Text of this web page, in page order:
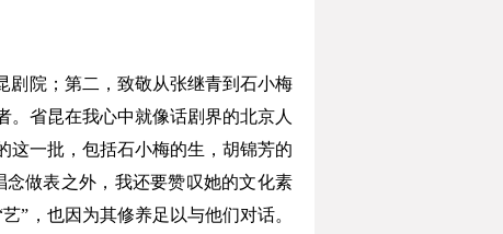
院；第二，致敬从张继青到石小梅
省昆在我心中就像话剧界的北京人
这一批，包括石小梅的生，胡锦芳的
做表之外，我还要赞叹她的文化素
”，也因为其修养足以与他们对话。